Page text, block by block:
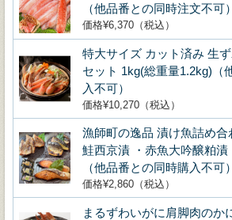
（他品番との同時注文不可）
価格¥6,370（税込）
特大サイズ カット済み 生
セット 1kg(総重量1.2kg)（
入不可）
価格¥10,270（税込）
漁師町の逸品 漬け魚詰め合
鮭西京漬 ・赤魚大吟醸粕漬
（他品番との同時購入不可）
価格¥2,860（税込）
まるずわいがに肩脚肉のか